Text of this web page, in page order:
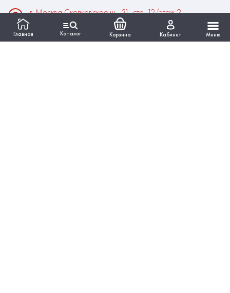
Главная Каталог Корзина Кабинет Меню
г. Москва Сколковское ш., 31, стр. 12 (этаж 2,
помещение 22)
Время работы: